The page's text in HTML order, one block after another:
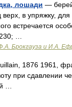
лошади —
в упряжку, для
встречается
…
Брокгауза и И.А.
1876 1961,
при сдавлении
…